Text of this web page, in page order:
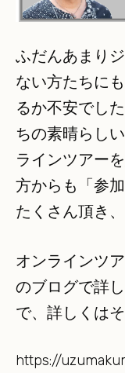
ふだんあまり
ない方たちに
るか不安でし
ちの素晴らし
ラインツアー
方からも「参
たくさん頂き
オンラインツ
のブログで詳
で、詳しくは
https://